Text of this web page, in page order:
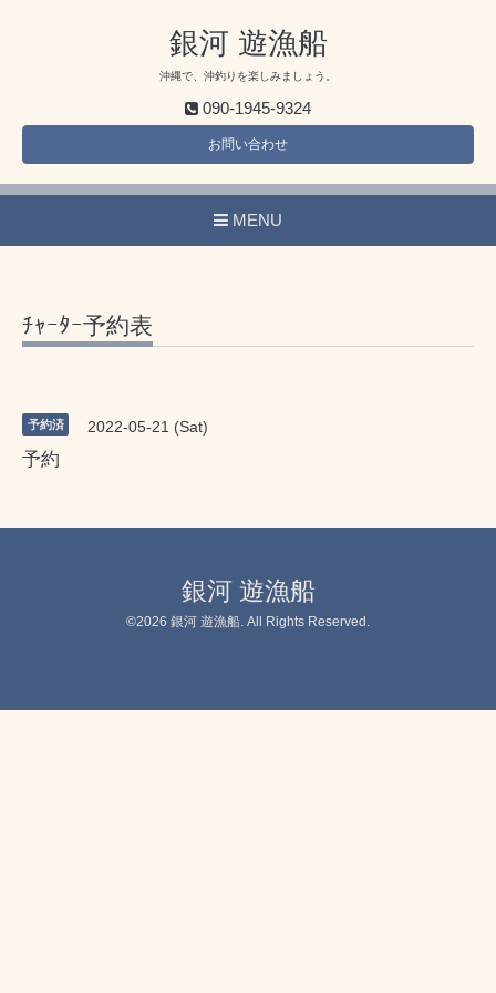
銀河 遊漁船
沖縄で、沖釣りを楽しみましょう。
090-1945-9324
お問い合わせ
MENU
ﾁｬｰﾀｰ予約表
予約済 2022-05-21 (Sat)
予約
銀河 遊漁船
©2026 銀河 遊漁船 . All Rights Reserved.